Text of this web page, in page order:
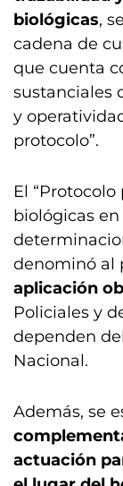
biológicas,
cadena de
que cuenta
sustanciales
y
protocolo”.
El
biológicas
denominó al
aplicación
Policiales y
dependen
Nacional.
Además, se
actuación